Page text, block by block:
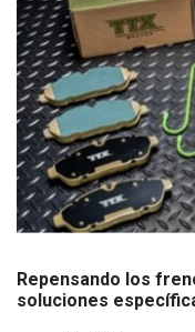
Repensando los
soluciones